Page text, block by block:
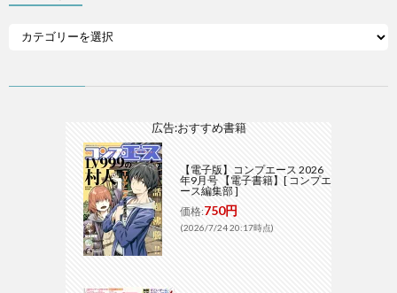
広告:おすすめ書籍
【電子版】コンプエース 2026
年9月号 【電子書籍】[ コンプエ
ース編集部 ]
価格:750円
(2026/7/24 20:17時点)